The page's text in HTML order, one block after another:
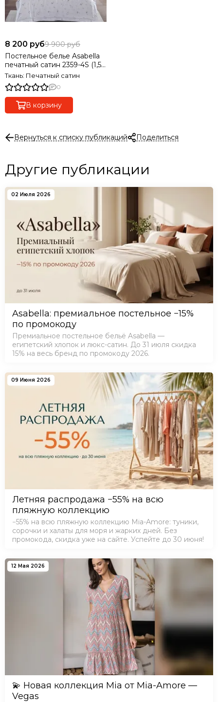
8 200 руб9 900 руб
Постельное белье Asabella
печатный сатин 2359-4S (1,5-
спальный), 2 наволочки
Ткань: Печатный сатин
0
В корзину
Вернуться к списку публикаций Поделиться
Другие публикации
02 Июля 2026
Asabella: премиальное постельное −15%
по промокоду
Премиальное постельное бельё Asabella —
египетский хлопок и люкс-сатин. До 31 июля скидка
15% на весь бренд по промокоду 2026.
09 Июня 2026
Летняя распродажа −55% на всю
пляжную коллекцию
−55% на всю пляжную коллекцию Mia-Amore: туники,
сорочки и халаты для моря и жарких дней. Без
промокода, скидка уже на сайте. Успейте до 30 июня!
12 Мая 2026
💫 Новая коллекция Mia от Mia-Amore —
Vegas